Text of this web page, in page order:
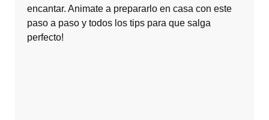
encantar. Animate a prepararlo en casa con este
paso a paso y todos los tips para que salga
perfecto!